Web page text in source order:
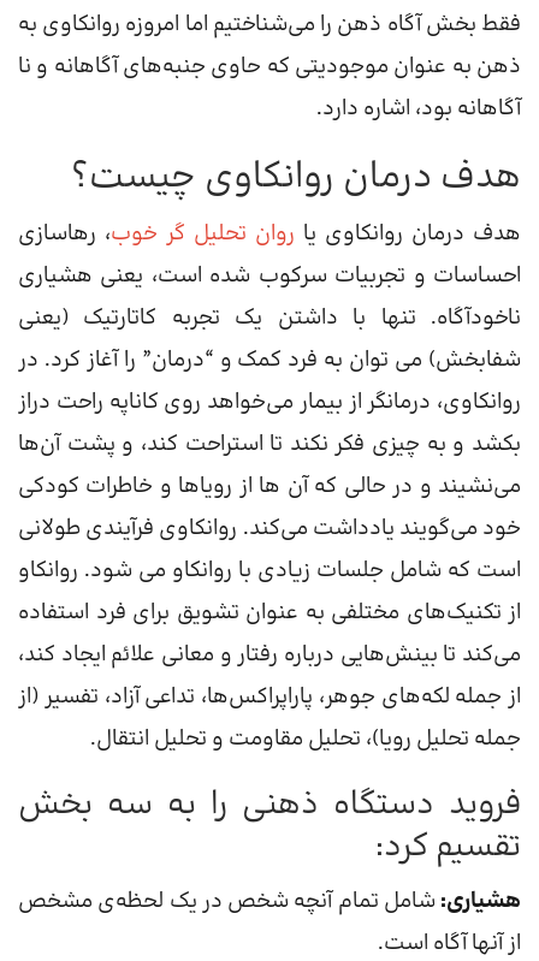
فقط بخش آگاه ذهن را می‌شناختیم اما امروزه روانکاوی به
ذهن به عنوان موجودیتی که حاوی جنبه‌های آگاهانه و نا
آگاهانه بود، اشاره دارد.
هدف درمان روانکاوی چیست؟
هدف درمان روانکاوی یا روان تحلیل گر خوب، رهاسازی
احساسات و تجربیات سرکوب شده است، یعنی هشیاری
ناخودآگاه. تنها با داشتن یک تجربه کاتارتیک (یعنی
شفابخش) می توان به فرد کمک و “درمان” را آغاز کرد. در
روانکاوی، درمانگر از بیمار می‌خواهد روی کاناپه راحت دراز
بکشد و به چیزی فکر نکند تا استراحت کند، و پشت آن‌ها
می‌نشیند و در حالی که آن ها از رویاها و خاطرات کودکی
خود می‌گویند یادداشت می‌کند. روانکاوی فرآیندی طولانی
است که شامل جلسات زیادی با روانکاو می شود. روانکاو
از تکنیک‌های مختلفی به عنوان تشویق برای فرد استفاده
می‌کند تا بینش‌هایی درباره رفتار و معانی علائم ایجاد کند،
از جمله لکه‌های جوهر، پاراپراکس‌ها، تداعی آزاد، تفسیر (از
جمله تحلیل رویا)، تحلیل مقاومت و تحلیل انتقال.
فروید دستگاه ذهنی را به سه بخش
تقسیم کرد:
هشیاری: شامل تمام آنچه شخص در یک لحظه‌ی مشخص
از آنها آگاه است.